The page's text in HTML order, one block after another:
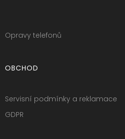
Opravy telefonů
OBCHOD
Servisní podmínky a reklamace
GDPR